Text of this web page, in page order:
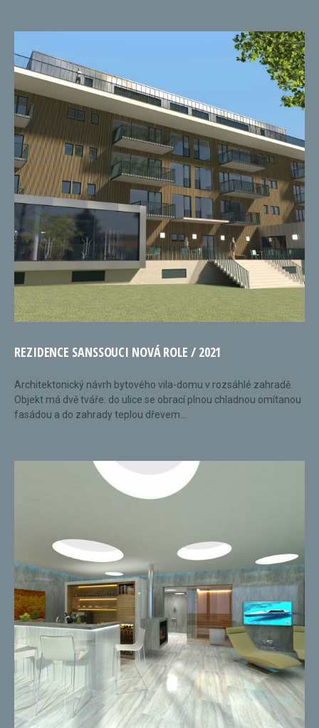
REZIDENCE SANSSOUCI NOVÁ ROLE / 2021
Architektonický návrh bytového vila-domu v rozsáhlé zahradě.
Objekt má dvě tváře: do ulice se obrací plnou chladnou omítanou
fasádou a do zahrady teplou dřevem...